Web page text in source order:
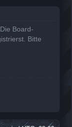
Board-
Bitte